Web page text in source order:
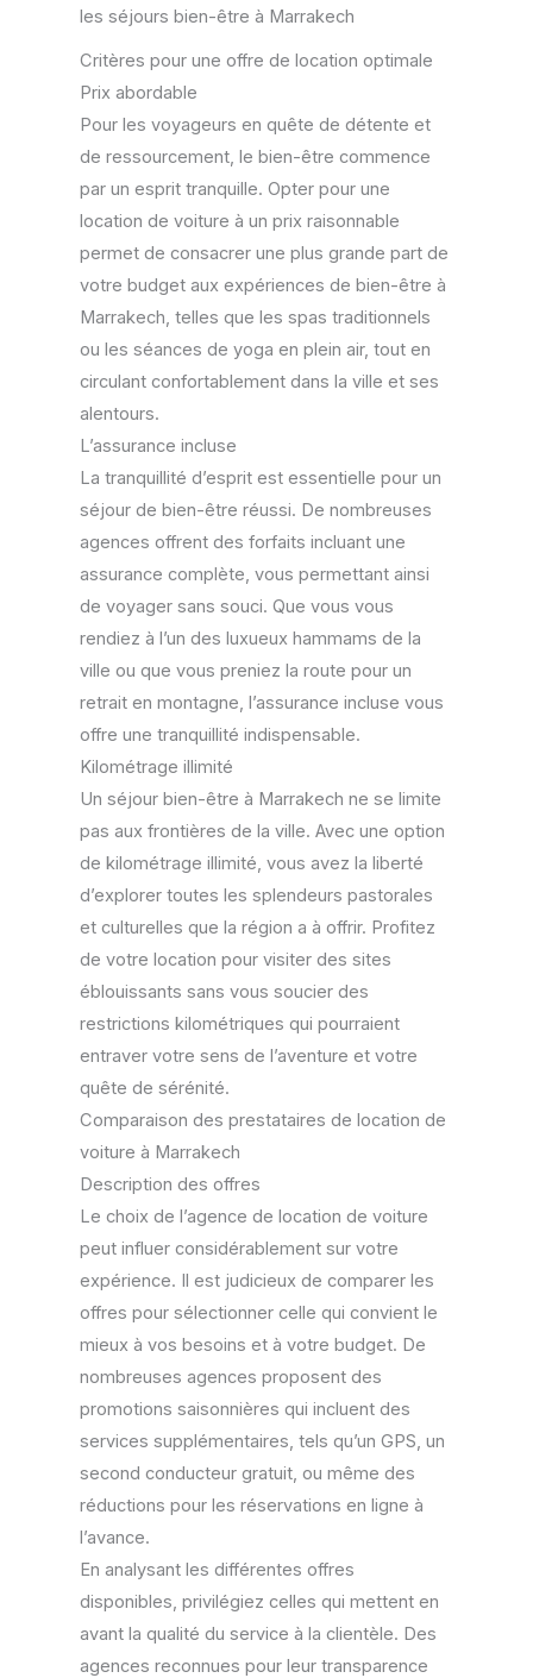
les séjours bien-être à Marrakech
Critères pour une offre de location optimale
Prix abordable
Pour les voyageurs en quête de détente et
de ressourcement, le bien-être commence
par un esprit tranquille. Opter pour une
location de voiture à un prix raisonnable
permet de consacrer une plus grande part de
votre budget aux expériences de bien-être à
Marrakech, telles que les spas traditionnels
ou les séances de yoga en plein air, tout en
circulant confortablement dans la ville et ses
alentours.
L’assurance incluse
La tranquillité d’esprit est essentielle pour un
séjour de bien-être réussi. De nombreuses
agences offrent des forfaits incluant une
assurance complète, vous permettant ainsi
de voyager sans souci. Que vous vous
rendiez à l’un des luxueux hammams de la
ville ou que vous preniez la route pour un
retrait en montagne, l’assurance incluse vous
offre une tranquillité indispensable.
Kilométrage illimité
Un séjour bien-être à Marrakech ne se limite
pas aux frontières de la ville. Avec une option
de kilométrage illimité, vous avez la liberté
d’explorer toutes les splendeurs pastorales
et culturelles que la région a à offrir. Profitez
de votre location pour visiter des sites
éblouissants sans vous soucier des
restrictions kilométriques qui pourraient
entraver votre sens de l’aventure et votre
quête de sérénité.
Comparaison des prestataires de location de
voiture à Marrakech
Description des offres
Le choix de l’agence de location de voiture
peut influer considérablement sur votre
expérience. Il est judicieux de comparer les
offres pour sélectionner celle qui convient le
mieux à vos besoins et à votre budget. De
nombreuses agences proposent des
promotions saisonnières qui incluent des
services supplémentaires, tels qu’un GPS, un
second conducteur gratuit, ou même des
réductions pour les réservations en ligne à
l’avance.
En analysant les différentes offres
disponibles, privilégiez celles qui mettent en
avant la qualité du service à la clientèle. Des
agences reconnues pour leur transparence